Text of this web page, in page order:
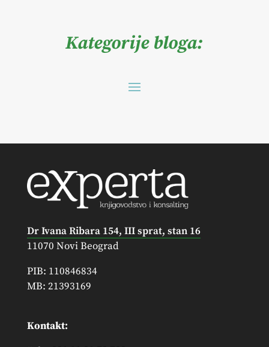
Kategorije bloga:
Dr Ivana Ribara 154, III sprat, stan 16
11070 Novi Beograd
PIB: 110846834
MB: 21393169
Kontakt: